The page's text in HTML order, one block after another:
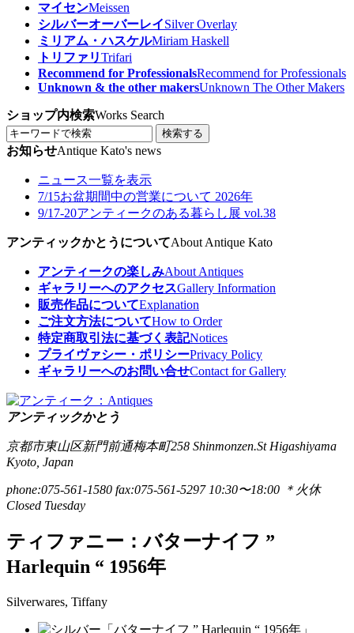
マイセンMeissen
シルバーオーバーレイSilver Overlay
ミリアム・ハスケルMiriam Haskell
トリファリTrifari
Recommend for ProfessionalsRecommend for Professionals
Unknown & the other makersUnknown The Other Makers
ショップ内検索Works Search
検索する
お知らせAntique Kato's news
ニュース一覧を表示
7/15お盆期間中の営業について 2026年
9/17-20アンティークのある暮らし展 vol.38
アンティックかとうについてAbout Antique Kato
アンティークの楽しみAbout Antiques
ギャラリーへのアクセスGallery Information
販売作品についてExplanation
ご注文方法についてHow to Order
特定商取引法に基づく表記Notices
プライヴァシー・ポリシーPrivacy Policy
ギャラリーへのお問い合せContact for Gallery
アンティックかとう
京都市東山区新門前通梅本町258 Shinmonzen.St Higashiyama
Kyoto, Japan
phone:075-561-1580 fax:075-561-5297 10:30〜18:00 ＊火休
Closed Tuesday
ティファニー：バターナイフ ”
Harlequin “ 1956年
Silverwares, Tiffany